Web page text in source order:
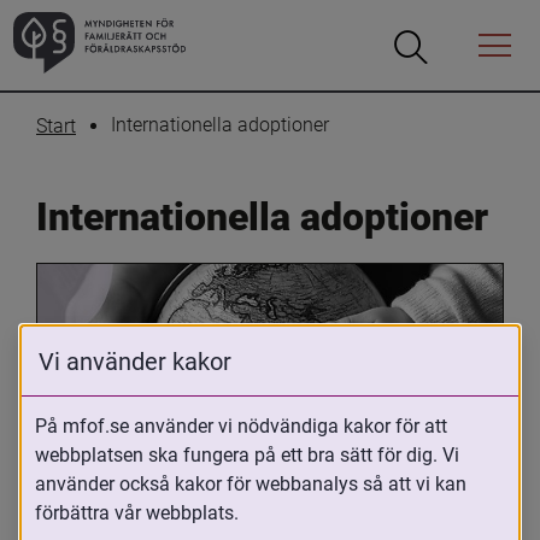
Öppna
Öppna
Menyn
Start Internationella adoptioner
Internationella adoptioner
Oavsett om du är adopterad,
adoptivförälder eller arbetar med
Vi använder kakor
På mfof.se använder vi nödvändiga kakor för att
webbplatsen ska fungera på ett bra sätt för dig. Vi
använder också kakor för webbanalys så att vi kan
förbättra vår webbplats.